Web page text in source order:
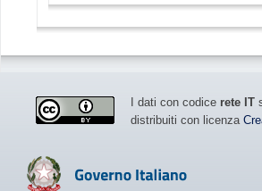
I dati con codice rete IT
distribuiti con licenza